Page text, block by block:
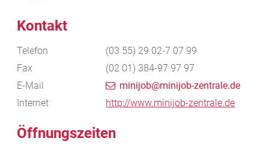
Kontakt
Telefon (03 55) 29 02-7 07 99
Fax
(02 01) 384-97 97 97
E-Mail
minijob@minijob-zentrale.de
Internet
http://www.minijob-zentrale.de
Öffnungszeiten